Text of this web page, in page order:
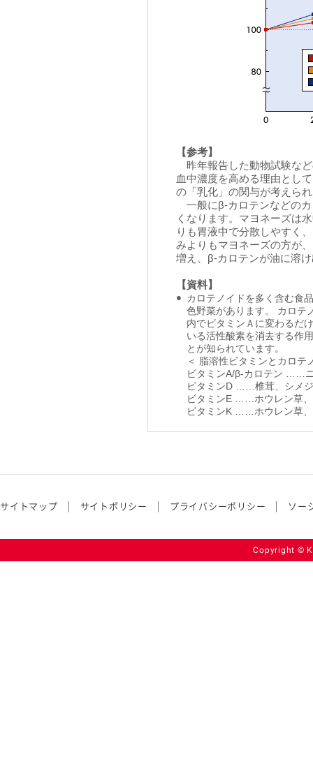
【参考】
昨年報告した動物試験な
血中濃度を高める理由とし
の「乳化」の関与が考えら
一般にβ-カロテンなどのカ
くなります。マヨネーズは
りも胃液中で分散しやすく
みよりもマヨネーズの方が
増え、β-カロテンが油に溶
【資料】
●
カロテノイドを多く含む食
色野菜があります。 カロテ
内でビタミンＡに変わるだ
いる活性酸素を消去する作
とが知られています。
＜ 脂溶性ビタミンとカロテ
ビタミンA/β-カロテン ……
ビタミンD ……椎茸、シメ
ビタミンE ……ホウレン草
ビタミンK ……ホウレン草
サイトマップ サイトポリシー プライバシーポリシー ソー
Copyright ©